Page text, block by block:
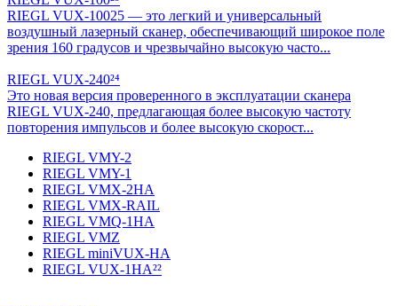
RIEGL VUX-10025 — это легкий и универсальный
воздушный лазерный сканер, обеспечивающий широкое поле
зрения 160 градусов и чрезвычайно высокую часто...
RIEGL VUX-240²⁴
Это новая версия проверенного в эксплуатации сканера
RIEGL VUX-240, предлагающая более высокую частоту
повторения импульсов и более высокую скорост...
RIEGL VMY-2
RIEGL VMY-1
RIEGL VMX-2HA
RIEGL VMX-RAIL
RIEGL VMQ-1HA
RIEGL VMZ
RIEGL miniVUX-HA
RIEGL VUX-1HA²²